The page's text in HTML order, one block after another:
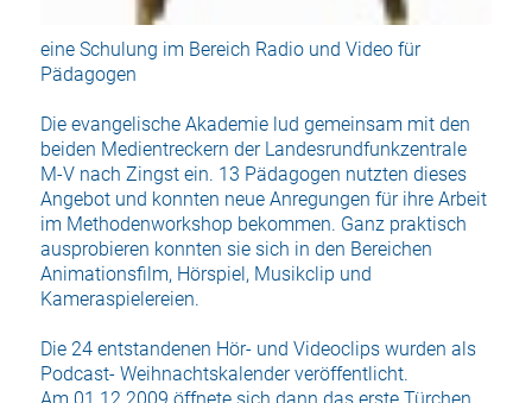
eine Schulung im Bereich Radio und Video für
Pädagogen
Die evangelische Akademie lud gemeinsam mit den
beiden Medientreckern der Landesrundfunkzentrale
M-V nach Zingst ein. 13 Pädagogen nutzten dieses
Angebot und konnten neue Anregungen für ihre Arbeit
im Methodenworkshop bekommen. Ganz praktisch
ausprobieren konnten sie sich in den Bereichen
Animationsfilm, Hörspiel, Musikclip und
Kameraspielereien.
Die 24 entstandenen Hör- und Videoclips wurden als
Podcast- Weihnachtskalender veröffentlicht.
Am 01.12.2009 öffnete sich dann das erste Türchen.